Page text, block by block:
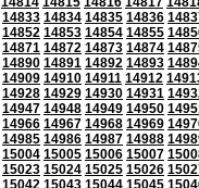
14833 14834 14835 14836
14852 14853 14854 14855
14871 14872 14873 14874
14890 14891 14892 14893
14909 14910 14911 14912
14928 14929 14930 14931
14947 14948 14949 14950
14966 14967 14968 14969
14985 14986 14987 14988
15004 15005 15006 15007
15023 15024 15025 15026
15042 15043 15044 15045